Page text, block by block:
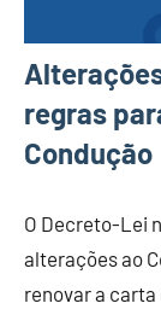
regras
Condução
O Decreto-Lei
alterações ao
renovar a carta